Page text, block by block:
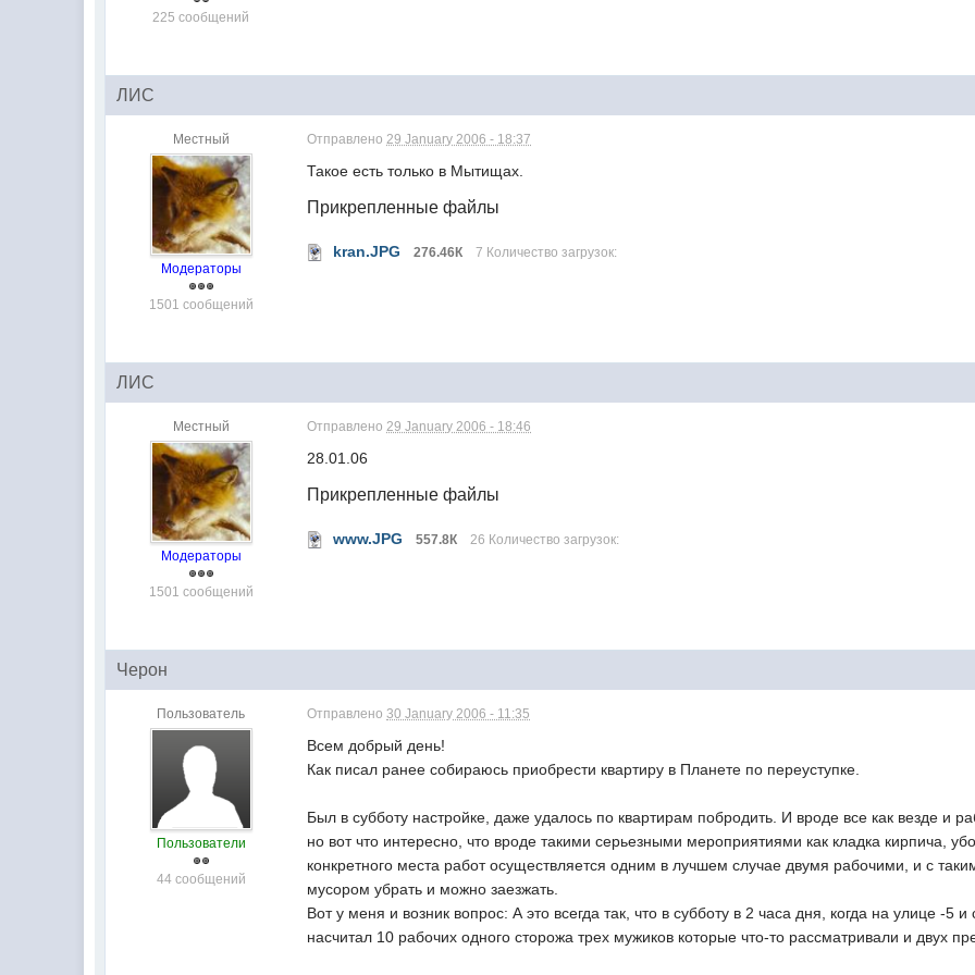
225 сообщений
ЛИС
Местный
Модераторы
1501 сообщений
Отправлено29 January 2006 - 18:37
Такое есть только в Мытищах.
Прикрепленные файлы
kran.JPG 276.46К 7 Количество загрузок:
ЛИС
Местный
Модераторы
1501 сообщений
Отправлено29 January 2006 - 18:46
28.01.06
Прикрепленные файлы
www.JPG 557.8К 26 Количество загрузок:
Черон
Пользователь
Пользователи
44 сообщений
Отправлено30 January 2006 - 11:35
Всем добрый день!
Как писал ранее собираюсь приобрести квартиру в Планете по переуступке.
Был в субботу настройке, даже удалось по квартирам побродить. И вроде все как везде и
но вот что интересно, что вроде такими серьезными мероприятиями как кладка кирпича,
конкретного места работ осуществляется одним в лучшем случае двумя рабочими, и с
мусором убрать и можно заезжать.
Вот у меня и возник вопрос: А это всегда так, что в субботу в 2 часа дня, когда на улице -5
насчитал 10 рабочих одного сторожа трех мужиков которые что-то рассматривали и двух